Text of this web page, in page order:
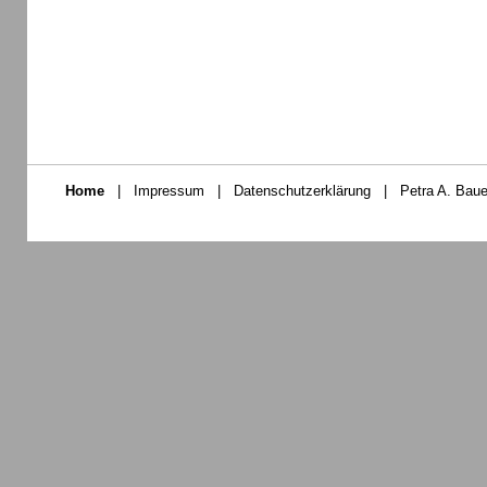
Home | Impressum | Datenschutzerklärung | Petra A.